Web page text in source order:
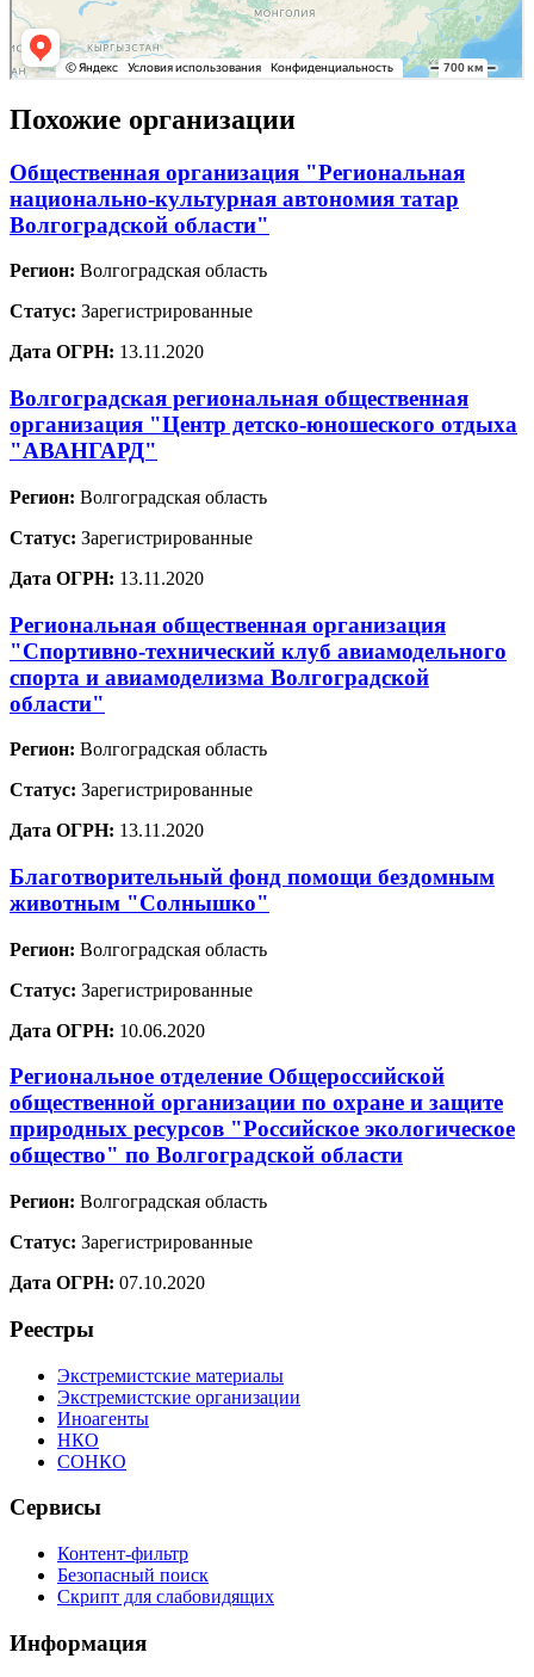
Похожие организации
Общественная организация "Региональная
национально-культурная автономия татар
Волгоградской области"
Регион: Волгоградская область
Статус: Зарегистрированные
Дата ОГРН: 13.11.2020
Волгоградская региональная общественная
организация "Центр детско-юношеского отдыха
"АВАНГАРД"
Регион: Волгоградская область
Статус: Зарегистрированные
Дата ОГРН: 13.11.2020
Региональная общественная организация
"Спортивно-технический клуб авиамодельного
спорта и авиамоделизма Волгоградской
области"
Регион: Волгоградская область
Статус: Зарегистрированные
Дата ОГРН: 13.11.2020
Благотворительный фонд помощи бездомным
животным "Солнышко"
Регион: Волгоградская область
Статус: Зарегистрированные
Дата ОГРН: 10.06.2020
Региональное отделение Общероссийской
общественной организации по охране и защите
природных ресурсов "Российское экологическое
общество" по Волгоградской области
Регион: Волгоградская область
Статус: Зарегистрированные
Дата ОГРН: 07.10.2020
Реестры
Экстремистские материалы
Экстремистские организации
Иноагенты
НКО
СОНКО
Сервисы
Контент-фильтр
Безопасный поиск
Скрипт для слабовидящих
Информация